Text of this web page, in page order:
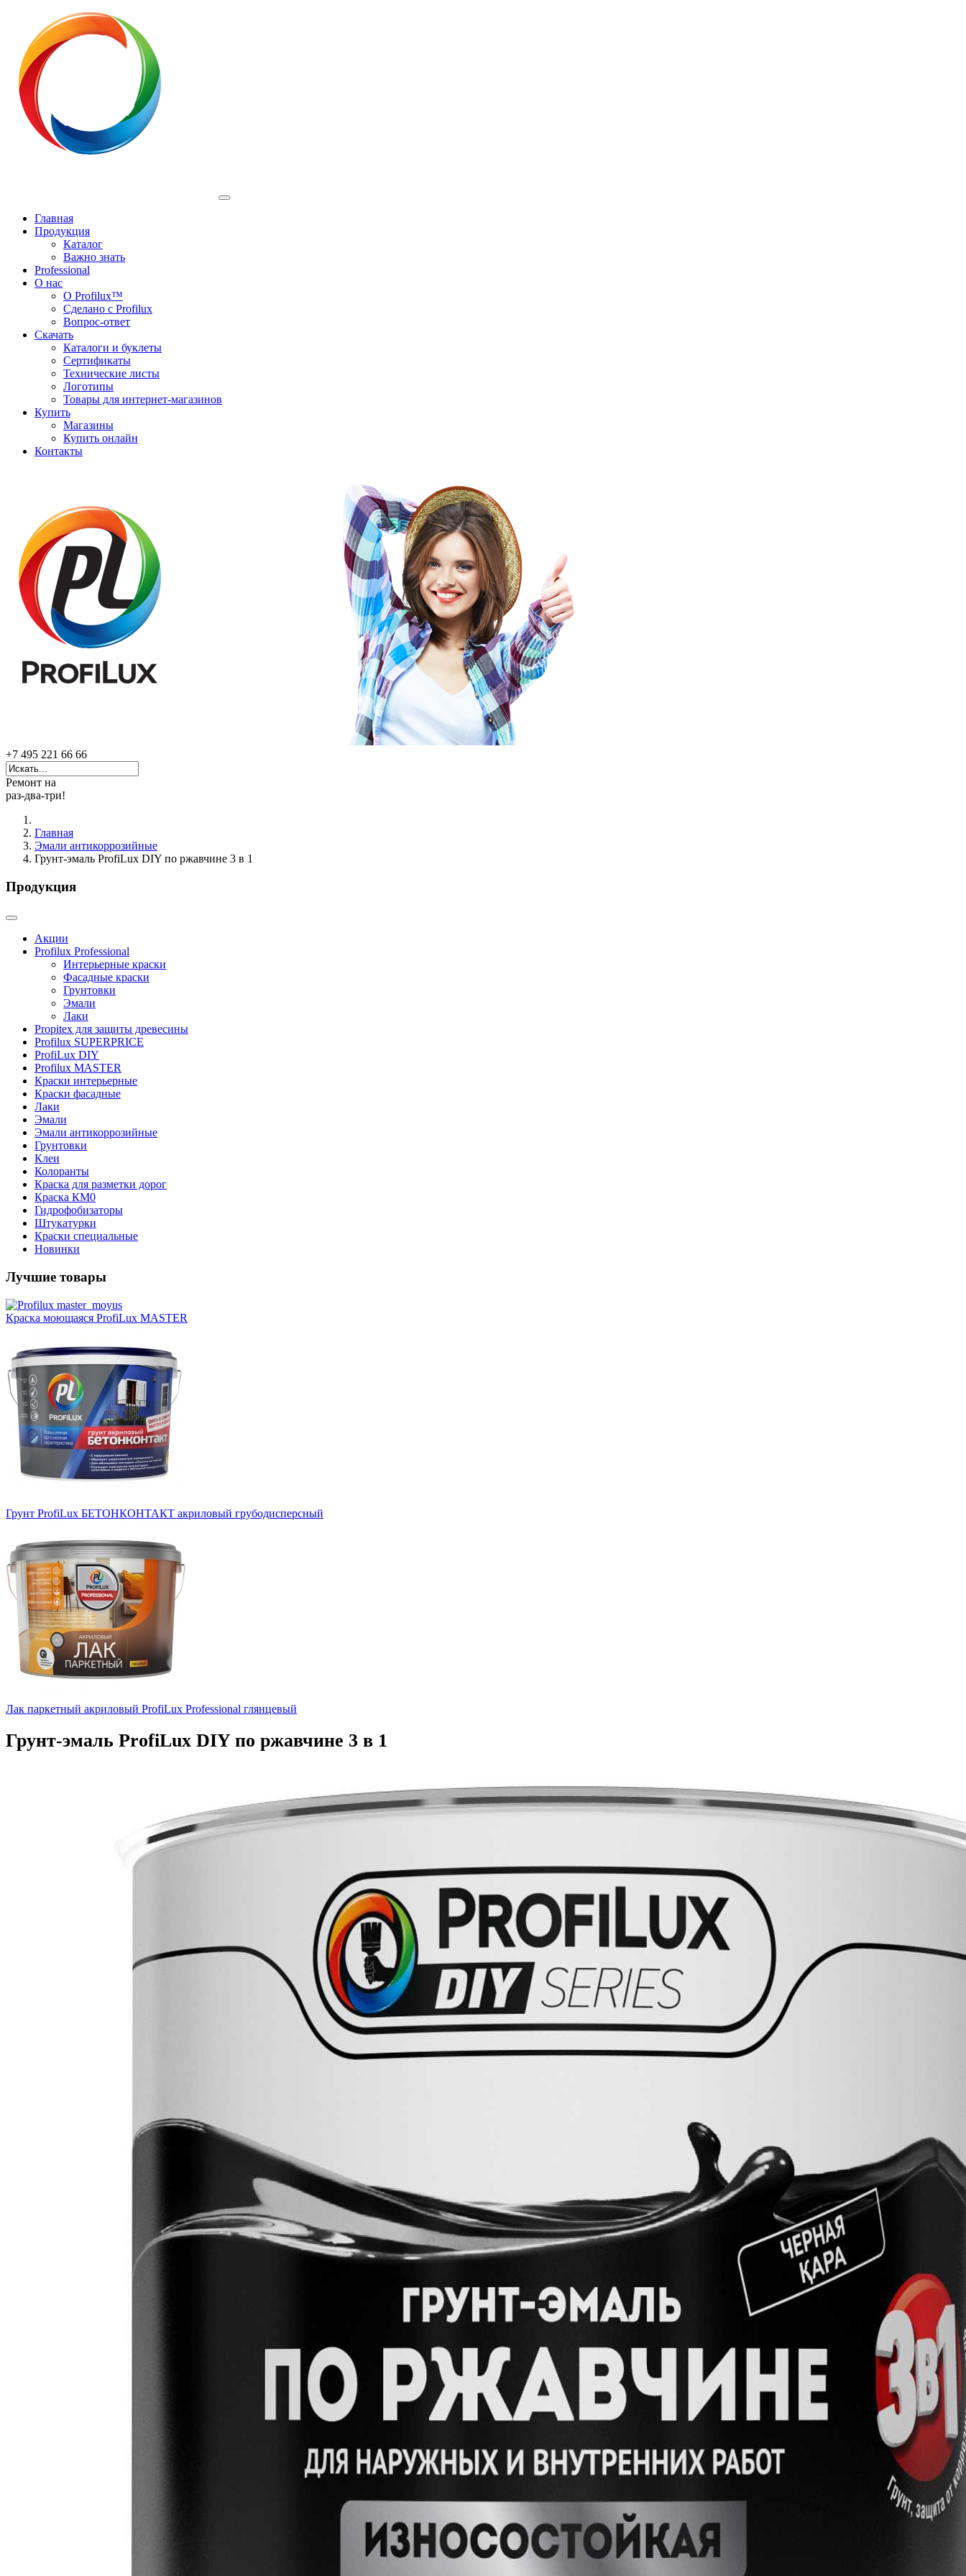
Главная
Продукция
Каталог
Важно знать
Professional
О нас
О Profilux™
Сделано с Profilux
Вопрос-ответ
Скачать
Каталоги и буклеты
Сертификаты
Технические листы
Логотипы
Товары для интернет-магазинов
Купить
Магазины
Купить онлайн
Контакты
+7 495 221 66 66
Ремонт на
раз-два-три!
Главная
Эмали антикоррозийные
Грунт-эмаль ProfiLux DIY по ржавчине 3 в 1
Продукция
Акции
Profilux Professional
Интерьерные краски
Фасадные краски
Грунтовки
Эмали
Лаки
Propitex для защиты древесины
Profilux SUPERPRICE
ProfiLux DIY
Profilux MASTER
Краски интерьерные
Краски фасадные
Лаки
Эмали
Эмали антикоррозийные
Грунтовки
Клеи
Колоранты
Краска для разметки дорог
Краска КМ0
Гидрофобизаторы
Штукатурки
Краски специальные
Новинки
Лучшие товары
Краска моющаяся ProfiLux MASTER
Грунт ProfiLux БЕТОНКОНТАКТ акриловый грубодисперсный
Лак паркетный акриловый ProfiLux Professional глянцевый
Грунт-эмаль ProfiLux DIY по ржавчине 3 в 1